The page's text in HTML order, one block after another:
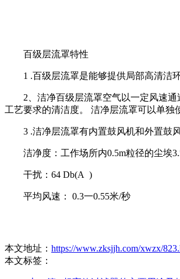
百级层流罩特性
1 .百级层流罩是能够提供局部高清洁环
2、洁净百级层流罩空气以一定风速通
工艺要求的清洁度。 洁净层流罩可以单独
3 .洁净层流罩有内置鼓风机和外置鼓风
洁净度：工作场所内0.5m粒径的尘埃
干扰：64 Db(A )
平均风速： 0.3一0.55米/秒
本文地址： https://www.zksjjh.com/xwzx/
本文标签：